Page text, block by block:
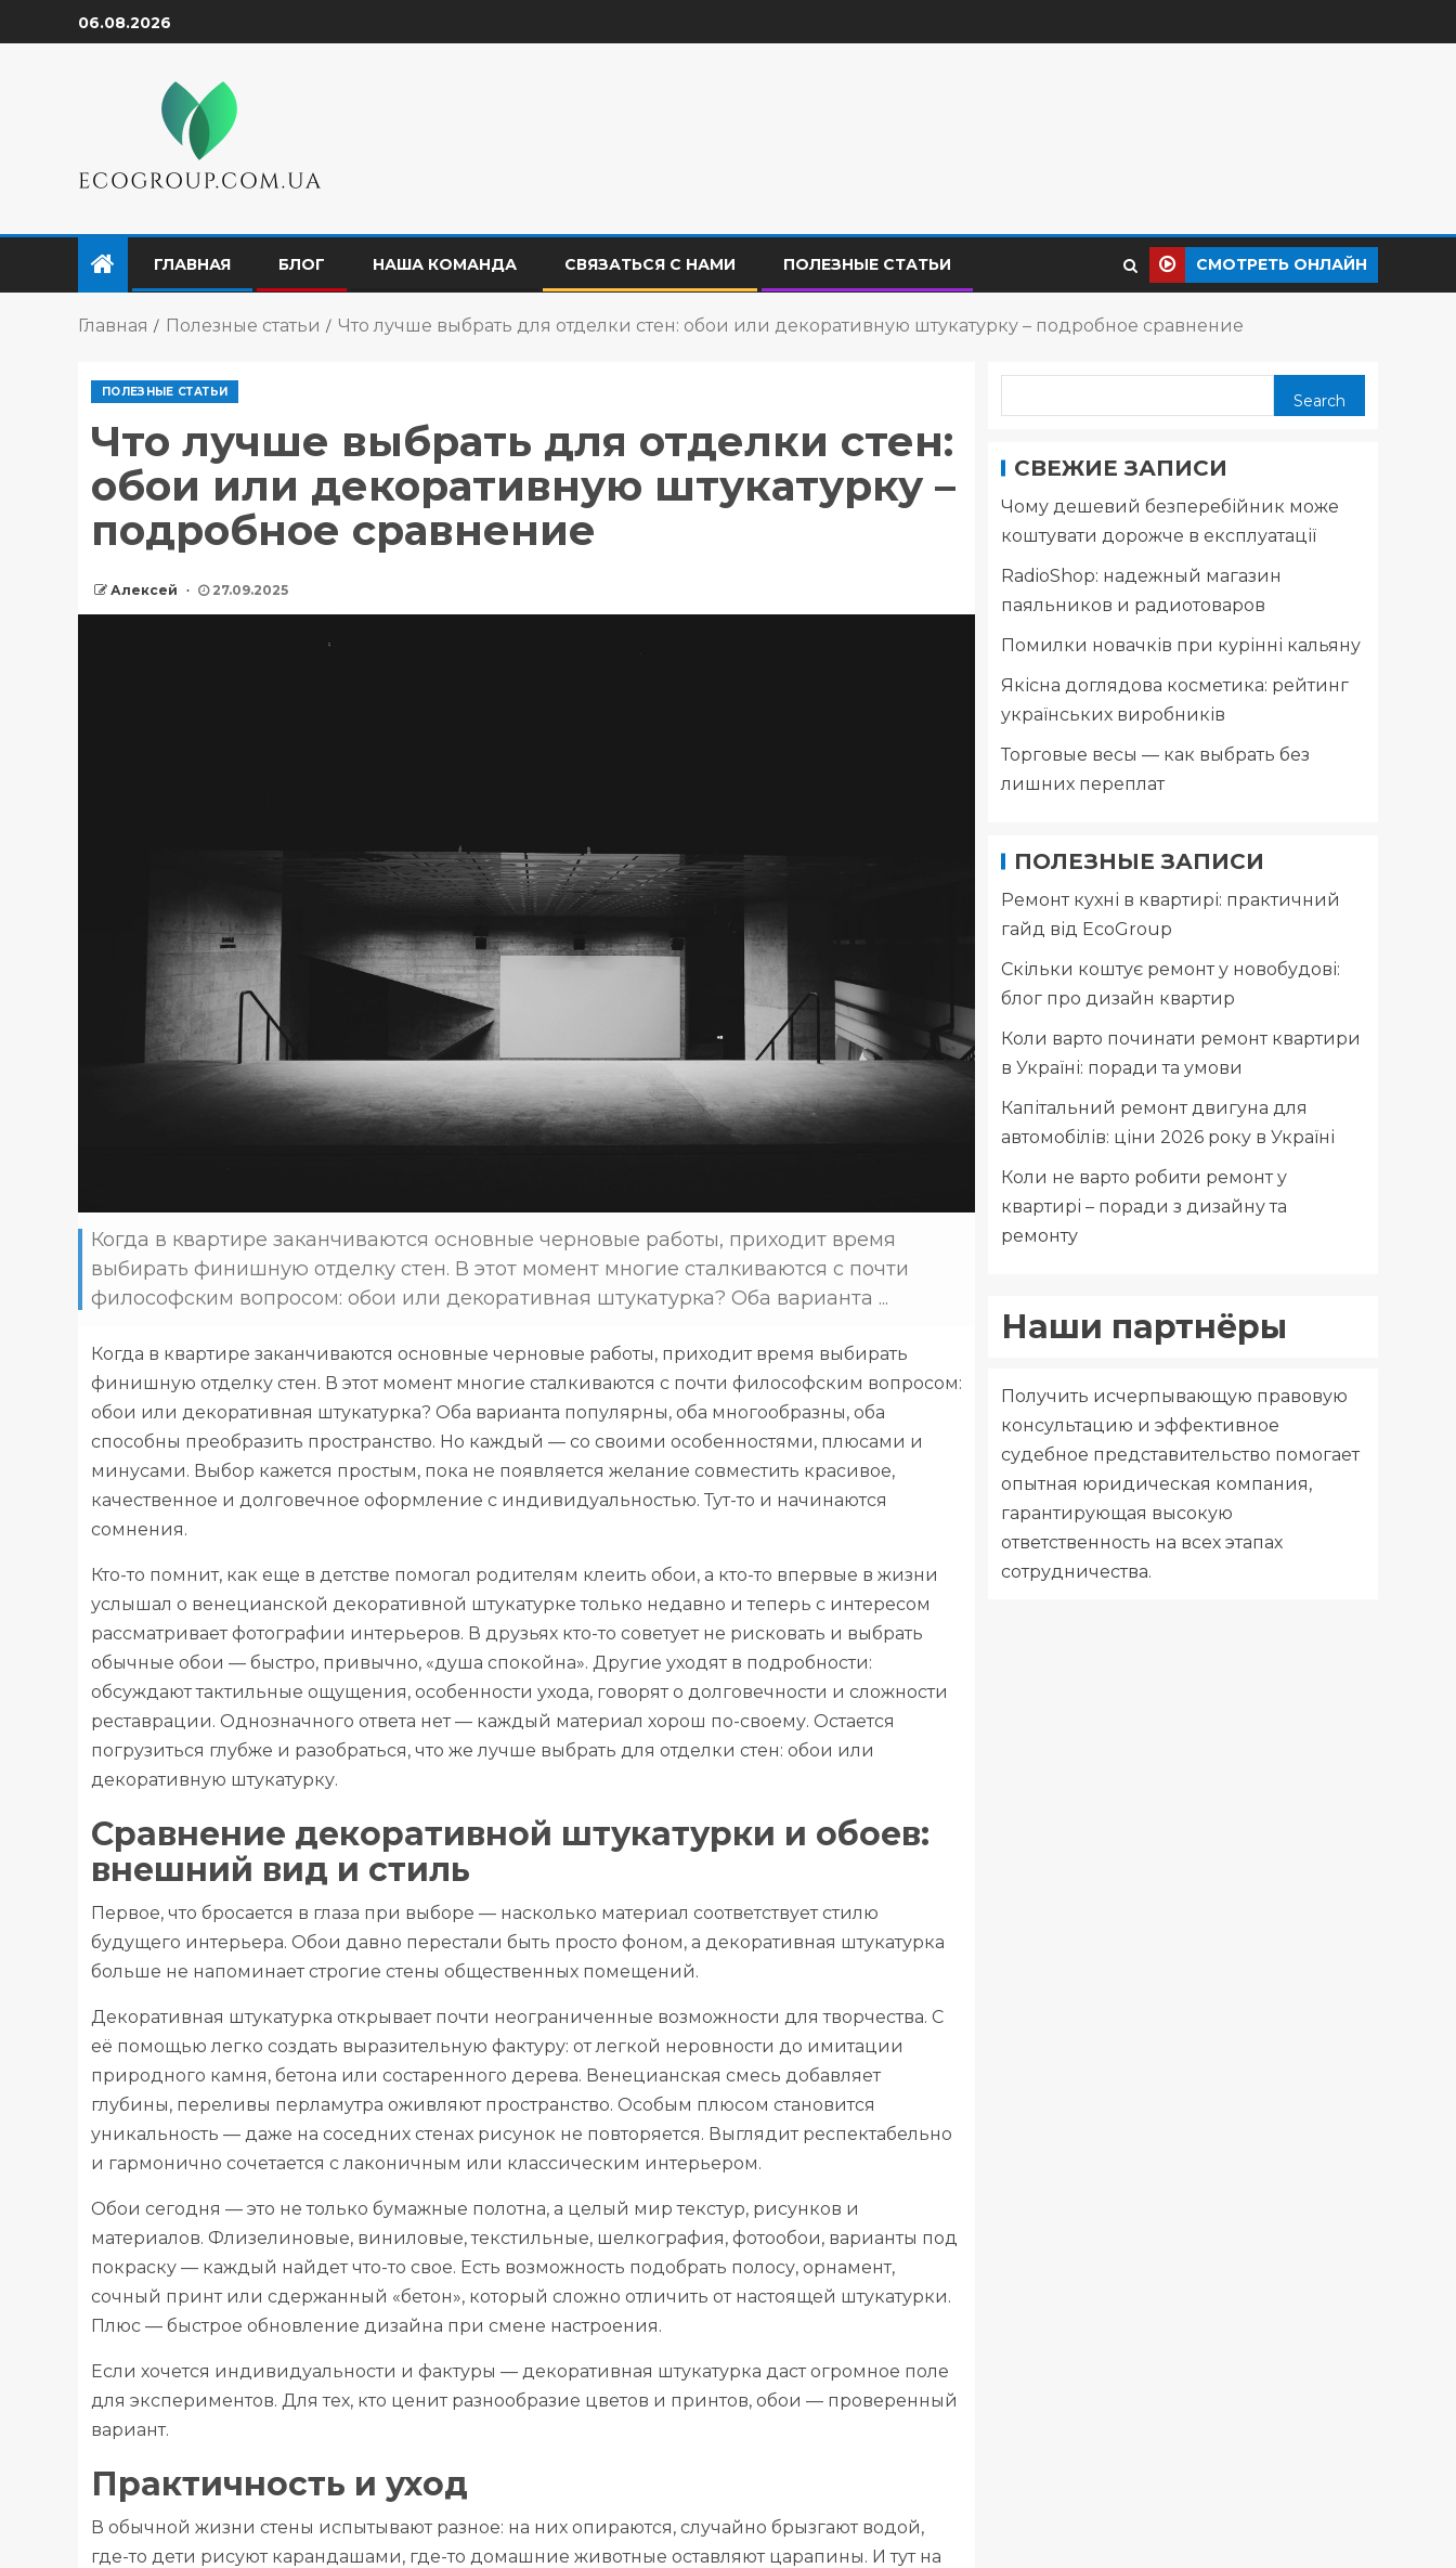
06.08.2026
ГЛАВНАЯ БЛОГ НАША КОМАНДА СВЯЗАТЬСЯ С НАМИ ПОЛЕЗНЫЕ СТАТЬИ СМОТРЕТЬ ОНЛАЙН
Главная Полезные статьи Что лучше выбрать для отделки стен: обои или декоративную штукатурку – подробное сравнение
ПОЛЕЗНЫЕ СТАТЬИ
Что лучше выбрать для отделки стен:
обои или декоративную штукатурку –
подробное сравнение
Алексей 27.09.2025
Когда в квартире заканчиваются основные черновые работы, приходит время
выбирать финишную отделку стен. В этот момент многие сталкиваются с почти
философским вопросом: обои или декоративная штукатурка? Оба варианта ...
Когда в квартире заканчиваются основные черновые работы, приходит время выбирать
финишную отделку стен. В этот момент многие сталкиваются с почти философским вопросом:
обои или декоративная штукатурка? Оба варианта популярны, оба многообразны, оба
способны преобразить пространство. Но каждый — со своими особенностями, плюсами и
минусами. Выбор кажется простым, пока не появляется желание совместить красивое,
качественное и долговечное оформление с индивидуальностью. Тут-то и начинаются
сомнения.
Кто-то помнит, как еще в детстве помогал родителям клеить обои, а кто-то впервые в жизни
услышал о венецианской декоративной штукатурке только недавно и теперь с интересом
рассматривает фотографии интерьеров. В друзьях кто-то советует не рисковать и выбрать
обычные обои — быстро, привычно, «душа спокойна». Другие уходят в подробности:
обсуждают тактильные ощущения, особенности ухода, говорят о долговечности и сложности
реставрации. Однозначного ответа нет — каждый материал хорош по-своему. Остается
погрузиться глубже и разобраться, что же лучше выбрать для отделки стен: обои или
декоративную штукатурку.
Сравнение декоративной штукатурки и обоев:
внешний вид и стиль
Первое, что бросается в глаза при выборе — насколько материал соответствует стилю
будущего интерьера. Обои давно перестали быть просто фоном, а декоративная штукатурка
больше не напоминает строгие стены общественных помещений.
Декоративная штукатурка открывает почти неограниченные возможности для творчества. С
её помощью легко создать выразительную фактуру: от легкой неровности до имитации
природного камня, бетона или состаренного дерева. Венецианская смесь добавляет
глубины, переливы перламутра оживляют пространство. Особым плюсом становится
уникальность — даже на соседних стенах рисунок не повторяется. Выглядит респектабельно
и гармонично сочетается с лаконичным или классическим интерьером.
Обои сегодня — это не только бумажные полотна, а целый мир текстур, рисунков и
материалов. Флизелиновые, виниловые, текстильные, шелкография, фотообои, варианты под
покраску — каждый найдет что-то свое. Есть возможность подобрать полосу, орнамент,
сочный принт или сдержанный «бетон», который сложно отличить от настоящей штукатурки.
Плюс — быстрое обновление дизайна при смене настроения.
Если хочется индивидуальности и фактуры — декоративная штукатурка даст огромное поле
для экспериментов. Для тех, кто ценит разнообразие цветов и принтов, обои — проверенный
вариант.
Практичность и уход
В обычной жизни стены испытывают разное: на них опираются, случайно брызгают водой,
где-то дети рисуют карандашами, где-то домашние животные оставляют царапины. И тут на
Search
СВЕЖИЕ ЗАПИСИ
Чому дешевий безперебійник може
коштувати дорожче в експлуатації
RadioShop: надежный магазин
паяльников и радиотоваров
Помилки новачків при курінні кальяну
Якісна доглядова косметика: рейтинг
українських виробників
Торговые весы — как выбрать без
лишних переплат
ПОЛЕЗНЫЕ ЗАПИСИ
Ремонт кухні в квартирі: практичний
гайд від EcoGroup
Скільки коштує ремонт у новобудові:
блог про дизайн квартир
Коли варто починати ремонт квартири
в Україні: поради та умови
Капітальний ремонт двигуна для
автомобілів: ціни 2026 року в Україні
Коли не варто робити ремонт у
квартирі – поради з дизайну та
ремонту
Наши партнёры
Получить исчерпывающую правовую
консультацию и эффективное
судебное представительство помогает
опытная юридическая компания,
гарантирующая высокую
ответственность на всех этапах
сотрудничества.